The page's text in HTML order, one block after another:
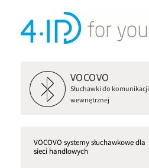
VOCOVO
Słuchawki do komunikacji
wewnętrznej
VOCOVO systemy słuchawkowe dla
sieci handlowych